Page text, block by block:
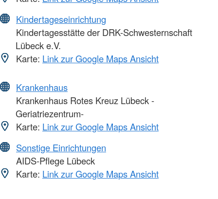
Kindertageseinrichtung
Kindertagesstätte der DRK-Schwesternschaft
Lübeck e.V.
Karte: Link zur Google Maps Ansicht
Krankenhaus
Krankenhaus Rotes Kreuz Lübeck -
Geriatriezentrum-
Karte: Link zur Google Maps Ansicht
Sonstige Einrichtungen
AIDS-Pflege Lübeck
Karte: Link zur Google Maps Ansicht